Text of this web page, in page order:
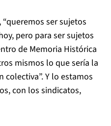
ser sujetos
pero para ser sujetos
de Memoria Histórica
mismos lo que sería la
Y lo estamos
con los sindicatos,